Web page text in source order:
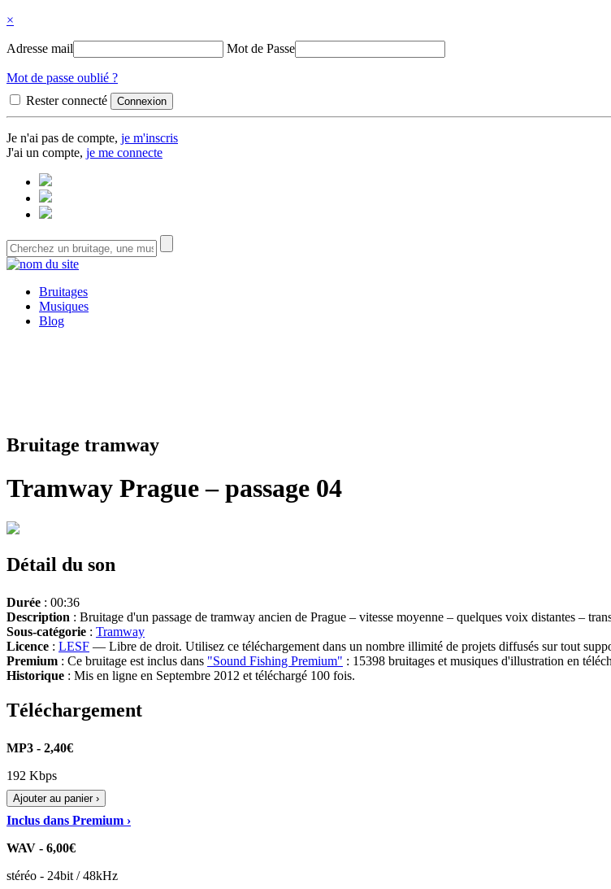
×
Adresse mail Mot de Passe
Mot de passe oublié ?
Rester connecté
Je n'ai pas de compte, je m'inscris
J'ai un compte, je me connecte
Bruitages
Musiques
Blog
Bruitage tramway
Tramway Prague – passage 04
Détail du son
Durée : 00:36
Description : Bruitage d'un passage de tramway ancien de Prague – vitesse moyenne – quelques voix distantes –
Sous-catégorie : Tramway
Licence : LESF — Libre de droit. Utilisez ce téléchargement dans un nombre illimité de projets diffusés sur tout
Premium : Ce bruitage est inclus dans "Sound Fishing Premium" : 15398 bruitages et musiques d'illustration en
Historique : Mis en ligne en Septembre 2012 et téléchargé 100 fois.
Téléchargement
MP3 - 2,40€
192 Kbps
Ajouter au panier ›
Inclus dans Premium ›
WAV - 6,00€
stéréo - 24bit / 48kHz